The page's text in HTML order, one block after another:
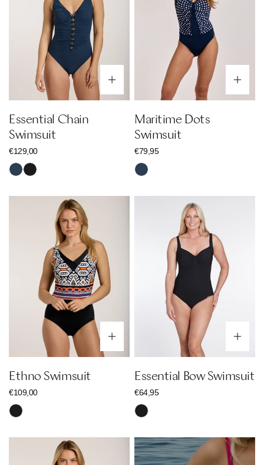
Optionen wählen
Essential Chain
Swimsuit
Regulärer
Preis
€129,00
Nachtblau
Schwarz
Maritime Dots
Swimsuit
Regulärer
Preis
€79,95
Nachtblau
Optionen wählen
Ethno Swimsuit
Regulärer
Preis
€109,00
Schwarz
Essential Bow Swimsuit
Regulärer
Preis
€64,95
Schwarz